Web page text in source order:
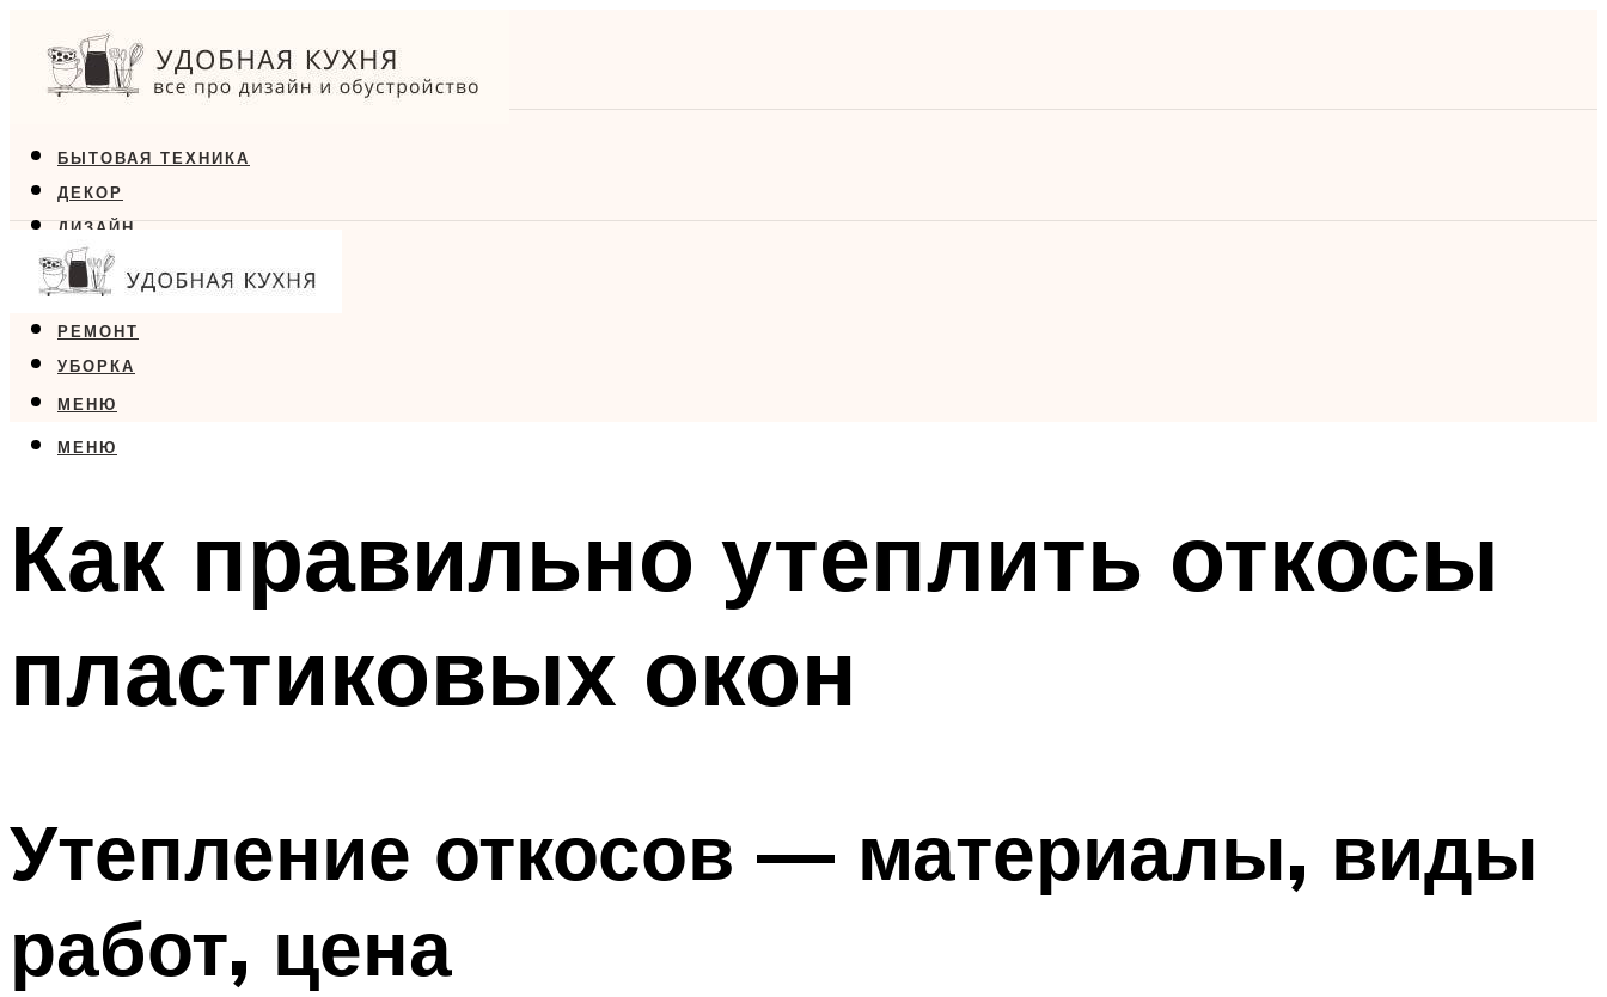
БЫТОВАЯ ТЕХНИКА
ДЕКОР
ДИЗАЙН
ЕДА
МЕБЕЛЬ
РЕМОНТ
УБОРКА
МЕНЮ
МЕНЮ
Как правильно утеплить откосы
пластиковых окон
Утепление откосов — материалы, виды
работ, цена